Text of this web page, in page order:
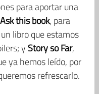
para aportar una
Ask this book, para
libro que estamos
y Story so Far,
ya hemos leído, por
refrescarlo.